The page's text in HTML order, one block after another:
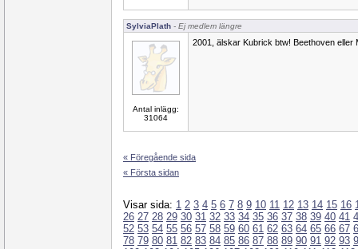
SylviaPlath - Ej medlem längre
Antal inlägg:
31064
2001, älskar Kubrick btw! Beethoven eller
« Föregående sida
« Första sidan
Visar sida: 1 2 3 4 5 6 7 8 9 10 11 12 13 14 15 16
26 27 28 29 30 31 32 33 34 35 36 37 38 39 40 41
52 53 54 55 56 57 58 59 60 61 62 63 64 65 66 67
78 79 80 81 82 83 84 85 86 87 88 89 90 91 92 93